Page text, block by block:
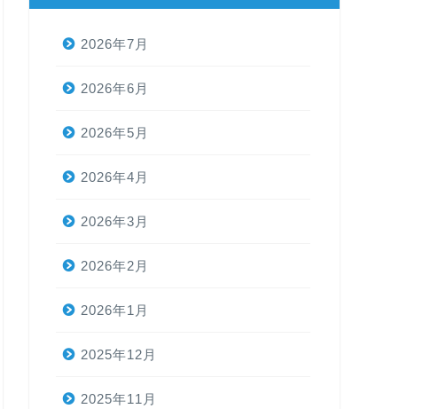
2026年7月
2026年6月
2026年5月
2026年4月
2026年3月
2026年2月
2026年1月
2025年12月
2025年11月